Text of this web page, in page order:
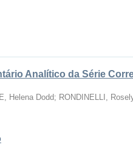
Analítico da Série
Helena Dodd; RONDINELLI,